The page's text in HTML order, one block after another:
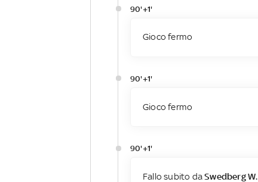
90'+1'
Gioco fermo
90'+1'
Gioco fermo
90'+1'
Fallo subito daSwedberg W.